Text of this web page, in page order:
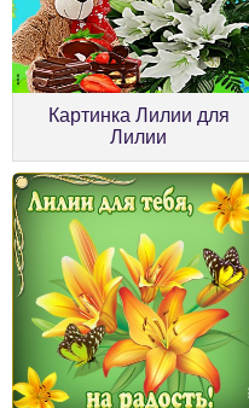
Картинка Лилии для
Лилии